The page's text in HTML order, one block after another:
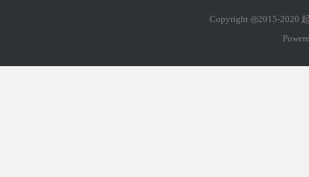
Copyright ◎2015-2020